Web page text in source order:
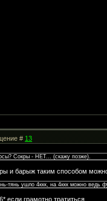
#13
Сокры - НЕТ... (скажу позже).
и барыж таким способом
тянь ушло 4ккк, на 4ккк можно
если грамотно тратиться